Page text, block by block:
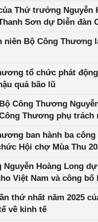
Thứ trưởng Nguyễn
Sơn dự Diễn đàn
niên Bộ Công Thương
tổ chức phát
quả bão lũ
Công Thương
Thương phụ trách
ban hành ba
Hội chợ Mùa Thu
Hoàng Long
Việt Nam và công
thứ nhất năm 2025
về kinh tế